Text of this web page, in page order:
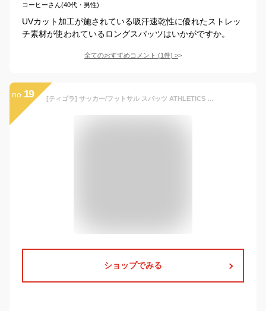
コーヒーさん(40代・男性)
UVカット加工が施されている吸汗速乾性に優れたストレッ
チ素材が使われているロングスパッツはいかがですか。
全てのおすすめコメント (1件) >
no. 19 [ティゴラ] サッカー/フットサル スパッツ ATHLETICS コンプレッション ロングタイツ ジュニア(キッズ・子供) 160CM ブラック
ショップでみる